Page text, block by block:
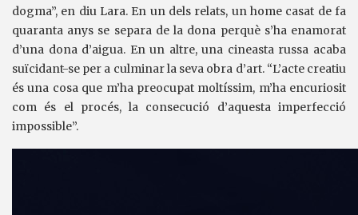
dogma”, en diu Lara. En un dels relats, un home casat de fa
quaranta anys se separa de la dona perquè s’ha enamorat
d’una dona d’aigua. En un altre, una cineasta russa acaba
suïcidant-se per a culminar la seva obra d’art. “L’acte creatiu
és una cosa que m’ha preocupat moltíssim, m’ha encuriosit
com és el procés, la consecució d’aquesta imperfecció
impossible”.